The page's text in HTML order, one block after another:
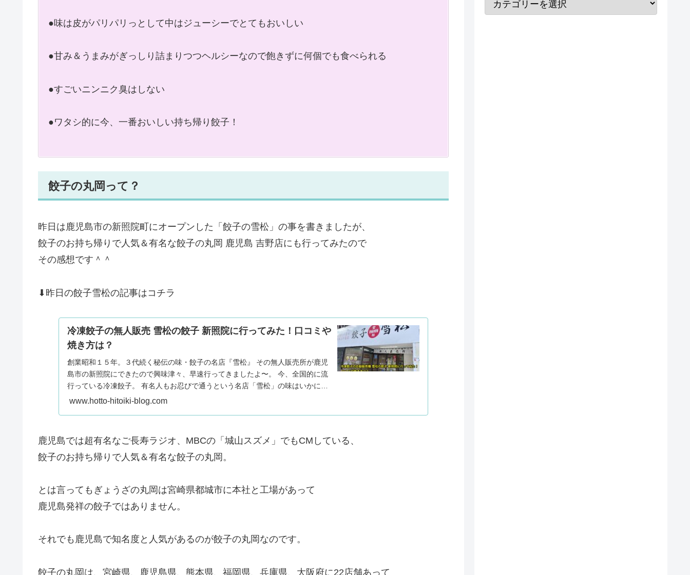
●味は皮がパリパリっとして中はジューシーでとてもおいしい
●甘み＆うまみがぎっしり詰まりつつヘルシーなので飽きずに何個でも食べられる
●すごいニンニク臭はしない
●ワタシ的に今、一番おいしい持ち帰り餃子！
餃子の丸岡って？
昨日は鹿児島市の新照院町にオープンした「餃子の雪松」の事を書きましたが、
餃子のお持ち帰りで人気＆有名な餃子の丸岡 鹿児島 吉野店にも行ってみたので
その感想です＾＾
⬇昨日の餃子雪松の記事はコチラ
冷凍餃子の無人販売 雪松の餃子 新照院に行ってみた！口コミや
焼き方は？
創業昭和１５年。３代続く秘伝の味・餃子の名店『雪松』 その無人販売所が鹿児
島市の新照院にできたので興味津々、早速行ってきましたよ〜。 今、全国的に流
行っている冷凍餃子。 有名人もお忍びで通うという名店「雪松」の味はいかに？
ちょっとわかりにくい場所にある冷凍餃子の無人販売 雪松の餃子について書いて
www.hotto-hitoiki-blog.com
鹿児島では超有名なご長寿ラジオ、MBCの「城山スズメ」でもCMしている、
餃子のお持ち帰りで人気＆有名な餃子の丸岡。
とは言ってもぎょうざの丸岡は宮崎県都城市に本社と工場があって
鹿児島発祥の餃子ではありません。
それでも鹿児島で知名度と人気があるのが餃子の丸岡なのです。
餃子の丸岡は、宮崎県、鹿児島県、熊本県、福岡県、兵庫県、大阪府に22店舗あって